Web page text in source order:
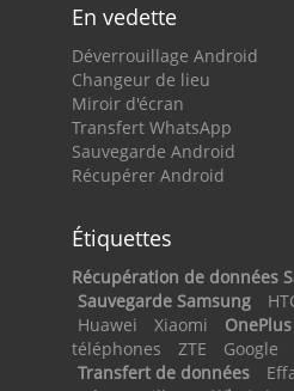
En vedette
Déverrouillage Android
Changeur de lieu
Miroir d'écran
Transfert WhatsApp
Sauvegarde Android
Récupérer Android
Étiquettes
Récupération de données
Sauvegarde Samsung
Huawei
Xiaomi OnePlus
téléphones
ZTE Google
Transfert de données